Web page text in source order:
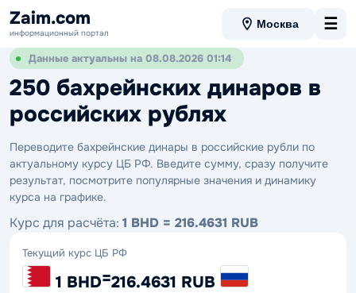
Zaim.com
информационный портал
Москва ☰
Данные актуальны на 08.08.2026 01:14
250 бахрейнских динаров в
российских рублях
Переводите бахрейнские динары в российские рубли по
актуальному курсу ЦБ РФ. Введите сумму, сразу получите
результат, посмотрите популярные значения и динамику
курса на графике.
Курс для расчёта: 1 BHD = 216.4631 RUB
Текущий курс ЦБ РФ
1 BHD=216.4631 RUB